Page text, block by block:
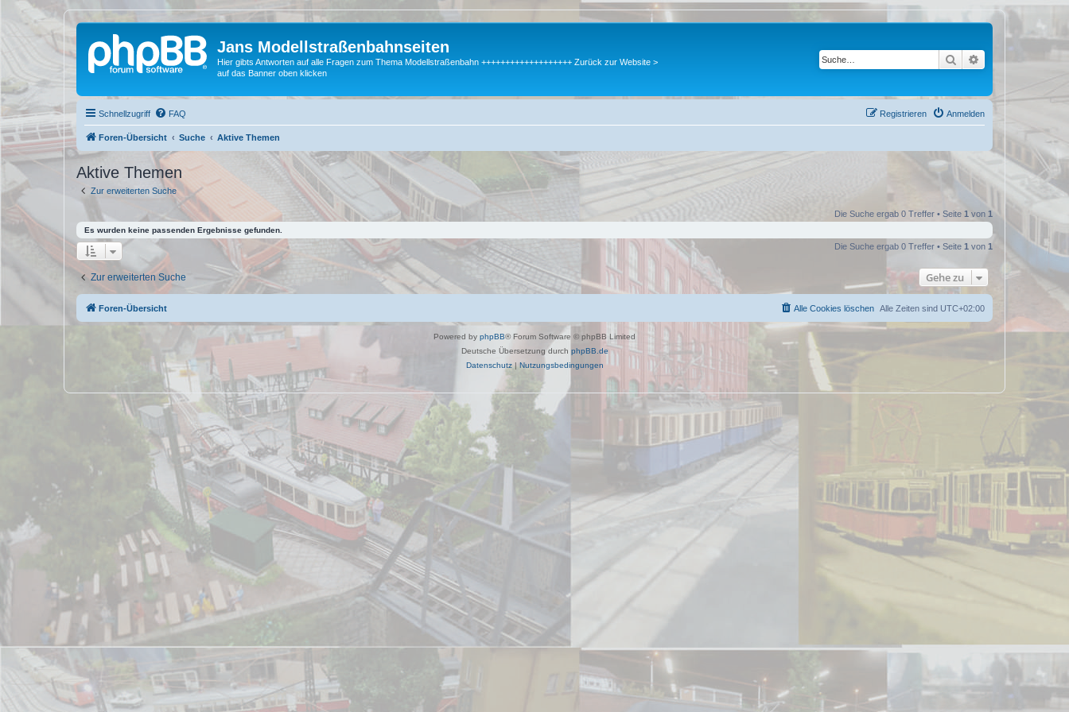
Jans Modellstraßenbahnseiten
Hier gibts Antworten auf alle Fragen zum Thema Modellstraßenbahn +++++++++++++++++++ Zurück zur Website >
auf das Banner oben klicken
Suche Erweiterte Suche
Schnellzugriff FAQ Anmelden
Registrieren
Foren-Übersicht Suche Aktive Themen
Aktive Themen
Zur erweiterten Suche
Die Suche ergab 0 Treffer • Seite 1 von 1
Es wurden keine passenden Ergebnisse gefunden.
Die Suche ergab 0 Treffer • Seite 1 von 1
Zur erweiterten Suche Gehe zu
Foren-Übersicht Alle Zeiten sind UTC+02:00
Alle Cookies löschen
Powered by phpBB® Forum Software © phpBB Limited
Deutsche Übersetzung durch phpBB.de
Datenschutz| Nutzungsbedingungen